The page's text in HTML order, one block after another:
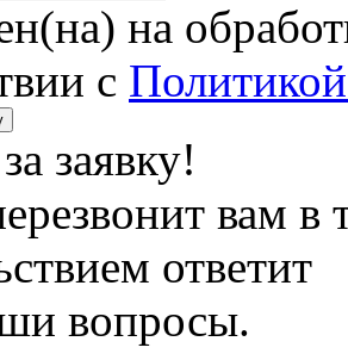
на
с
заявку!
вам в
ответит
вопросы.